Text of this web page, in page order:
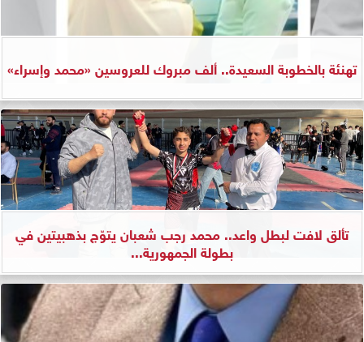
تهنئة بالخطوبة السعيدة.. ألف مبروك للعروسين «محمد وإسراء»
تألق لافت لبطل واعد.. محمد رجب شعبان يتوّج بذهبيتين في
بطولة الجمهورية...